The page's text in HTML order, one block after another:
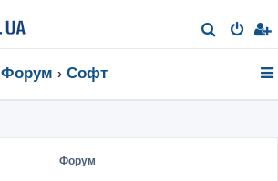
о
Форум Софт
Форум